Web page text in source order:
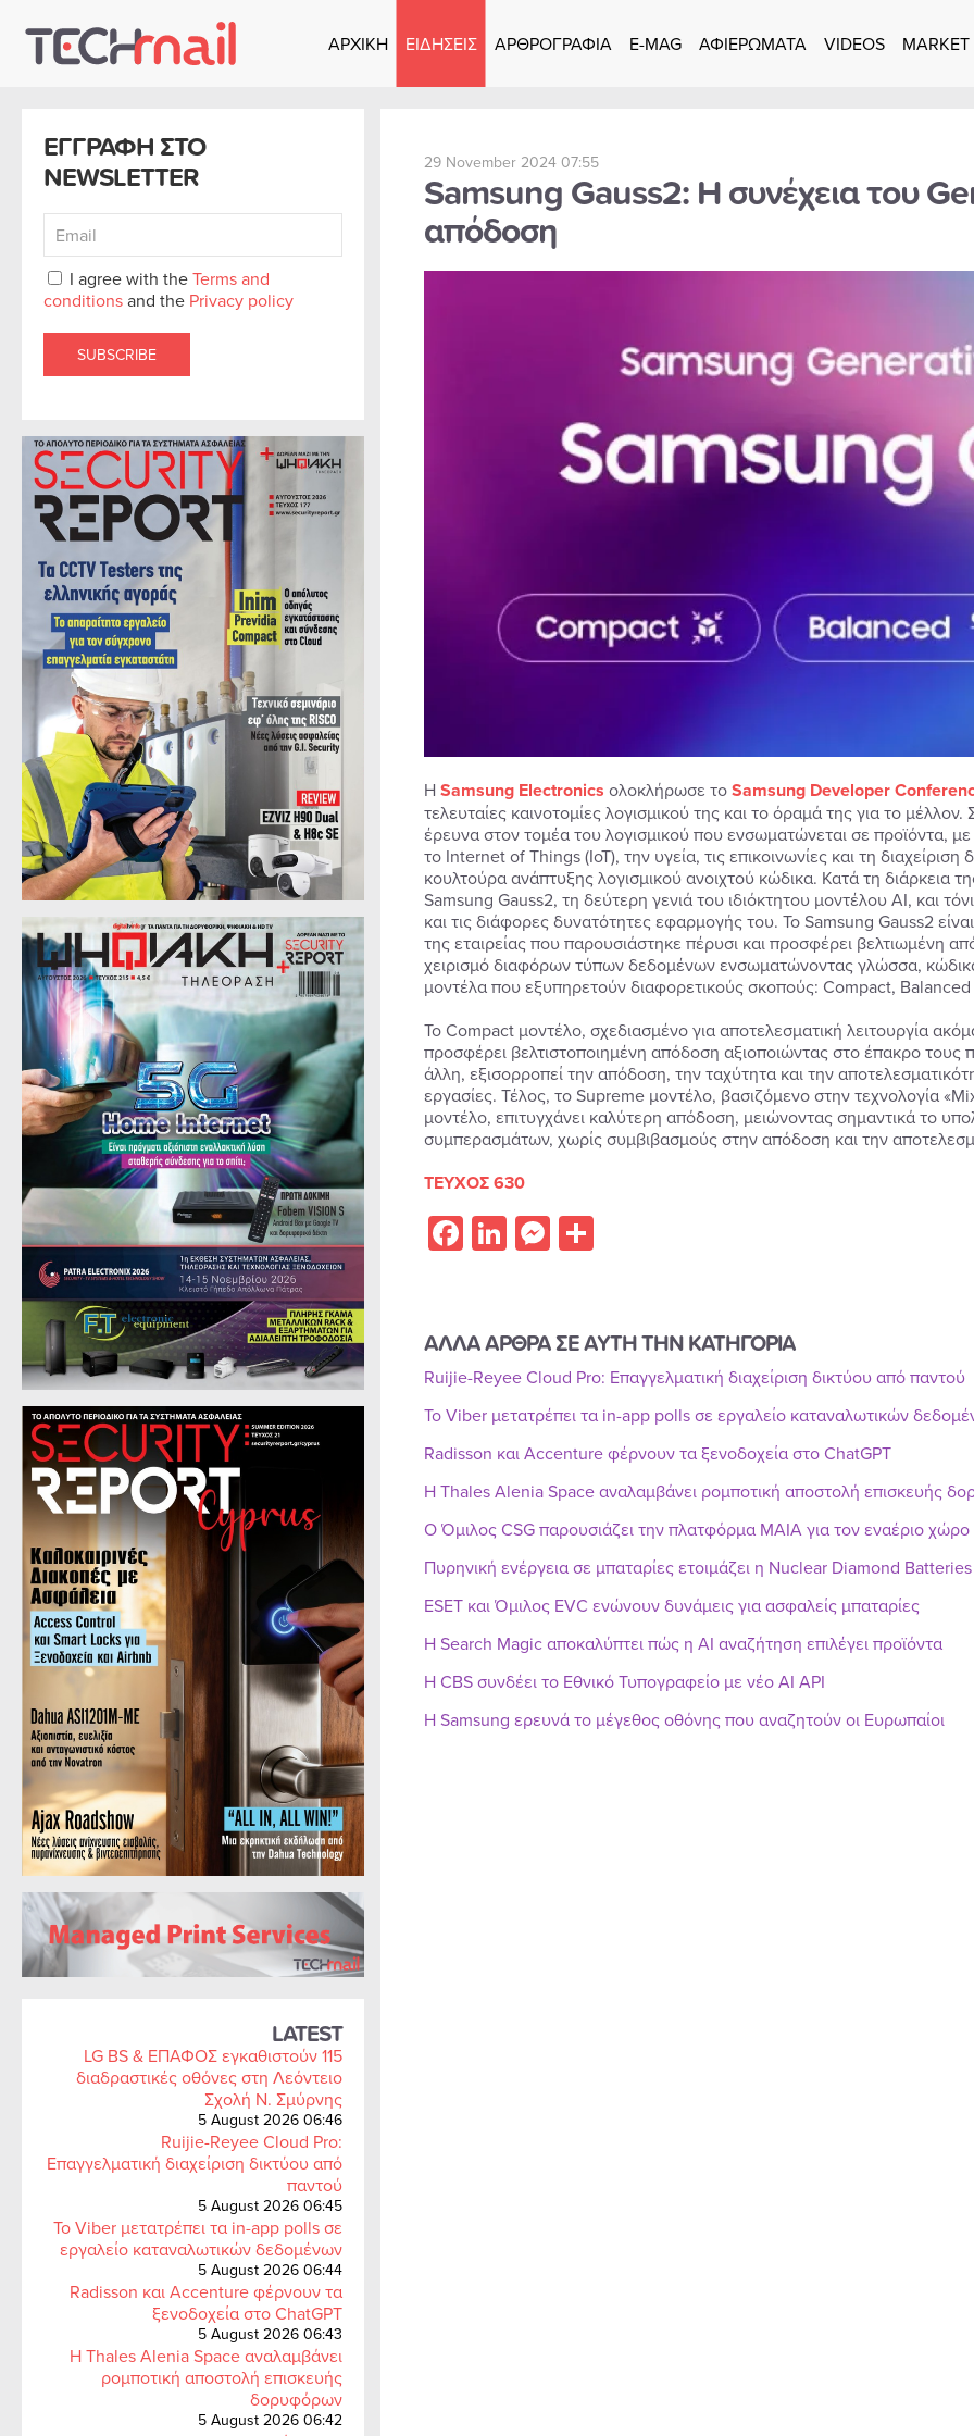
Skip to main content
ΑΡΧΙΚΗ ΕΙΔΗΣΕΙΣ ΑΡΘΡΟΓΡΑΦΙΑ E-MAG ΑΦΙΕΡΩΜΑΤΑ VIDEOS MARKET
ΕΓΓΡΑΦΗ ΣΤΟ
NEWSLETTER
I agree with theTerms and
conditionsand the Privacy policy
SUBSCRIBE
LATEST
LG BS & ΕΠΑΦΟΣ εγκαθιστούν 115
διαδραστικές οθόνες στη Λεόντειο
Σχολή Ν. Σμύρνης
5 August 2026 06:46
Ruijie-Reyee Cloud Pro:
Επαγγελματική διαχείριση δικτύου από
παντού
5 August 2026 06:45
Το Viber μετατρέπει τα in-app polls σε
εργαλείο καταναλωτικών δεδομένων
5 August 2026 06:44
Radisson και Accenture φέρνουν τα
ξενοδοχεία στο ChatGPT
5 August 2026 06:43
Η Thales Alenia Space αναλαμβάνει
ρομποτική αποστολή επισκευής
δορυφόρων
5 August 2026 06:42
29 November 2024 07:55
Samsung Gauss2: Η συνέχεια του
απόδοση
ΗSamsung Electronics ολοκλήρωσε τοSamsung Developer
τελευταίες καινοτομίες λογισμικού της και το όραμά της για το
έρευνα στον τομέα του λογισμικού που ενσωματώνεται σε προϊόντα,
το Internet of Things (IoT), την υγεία, τις επικοινωνίες και τη
κουλτούρα ανάπτυξης λογισμικού ανοιχτού κώδικα. Κατά τη διάρκεια
Samsung Gauss2, τη δεύτερη γενιά του ιδιόκτητου μοντέλου AI, και
και τις διάφορες δυνατότητες εφαρμογής του. Το Samsung Gauss2
της εταιρείας που παρουσιάστηκε πέρυσι και προσφέρει βελτιωμένη
χειρισμό διαφόρων τύπων δεδομένων ενσωματώνοντας γλώσσα, κώδικα
μοντέλα που εξυπηρετούν διαφορετικούς σκοπούς: Compact, Balanced
Το Compact μοντέλο, σχεδιασμένο για αποτελεσματική λειτουργία
προσφέρει βελτιστοποιημένη απόδοση αξιοποιώντας στο έπακρο
άλλη, εξισορροπεί την απόδοση, την ταχύτητα και την
εργασίες. Τέλος, το Supreme μοντέλο, βασιζόμενο στην τεχνολογία
μοντέλο, επιτυγχάνει καλύτερη απόδοση, μειώνοντας σημαντικά το
συμπερασμάτων, χωρίς συμβιβασμούς στην απόδοση και την
ΤΕΥΧΟΣ 630
Facebook
LinkedIn
Messenger
Share
ΑΛΛΑ ΑΡΘΡΑ ΣΕ ΑΥΤΗ ΤΗΝ ΚΑΤΗΓΟΡΙΑ
Ruijie-Reyee Cloud Pro: Επαγγελματική διαχείριση δικτύου από παντού
Το Viber μετατρέπει τα in-app polls σε εργαλείο καταναλωτικών
Radisson και Accenture φέρνουν τα ξενοδοχεία στο ChatGPT
Η Thales Alenia Space αναλαμβάνει ρομποτική αποστολή επισκευής
Ο Όμιλος CSG παρουσιάζει την πλατφόρμα MAIA για τον εναέριο χώρο
Πυρηνική ενέργεια σε μπαταρίες ετοιμάζει η Nuclear Diamond Batteries
ESET και Όμιλος EVC ενώνουν δυνάμεις για ασφαλείς μπαταρίες
Η Search Magic αποκαλύπτει πώς η AI αναζήτηση επιλέγει προϊόντα
Η CBS συνδέει το Εθνικό Τυπογραφείο με νέο AI API
Η Samsung ερευνά το μέγεθος οθόνης που αναζητούν οι Ευρωπαίοι